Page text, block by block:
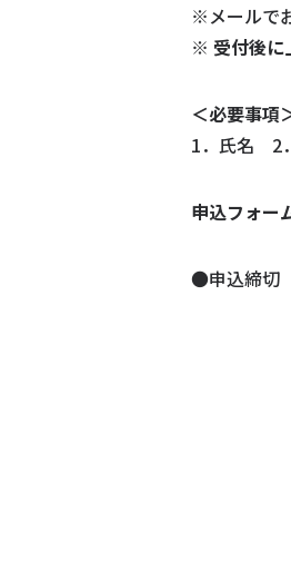
※メールで
※ 受付後に
＜必要事項
1．氏名 2
申込フォー
●申込締切